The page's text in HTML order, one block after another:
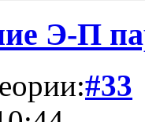
Э-П
#33